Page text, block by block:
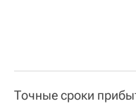
Точные сроки